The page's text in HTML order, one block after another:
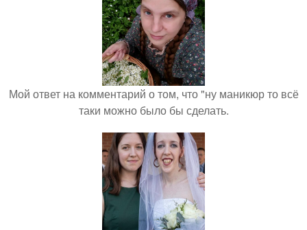
Мой ответ на комментарий о том, что "ну маникюр то всё
таки можно было бы сделать.